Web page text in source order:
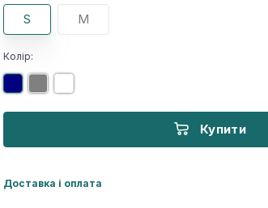
S M
Колір:
Купити
Доставка і оплата